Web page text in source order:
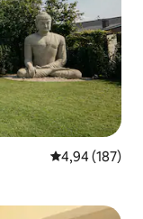
Note
4,94 (187)